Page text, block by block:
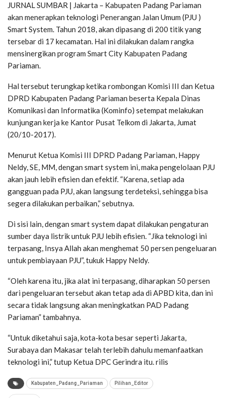
JURNAL SUMBAR | Jakarta – Kabupaten Padang Pariaman
akan menerapkan teknologi Penerangan Jalan Umum (PJU )
Smart System. Tahun 2018, akan dipasang di 200 titik yang
tersebar di 17 kecamatan. Hal ini dilakukan dalam rangka
mensinergikan program Smart City Kabupaten Padang
Pariaman.
Hal tersebut terungkap ketika rombongan Komisi III dan Ketua
DPRD Kabupaten Padang Pariaman beserta Kepala Dinas
Komunikasi dan Informatika (Kominfo) setempat melakukan
kunjungan kerja ke Kantor Pusat Telkom di Jakarta, Jumat
(20/10-2017).
Menurut Ketua Komisi III DPRD Padang Pariaman, Happy
Neldy, SE, MM, dengan smart system ini, maka pengelolaan PJU
akan jauh lebih efisien dan efektif. “Karena, setiap ada
gangguan pada PJU, akan langsung terdeteksi, sehingga bisa
segera dilakukan perbaikan,” sebutnya.
Di sisi lain, dengan smart system dapat dilakukan pengaturan
sumber daya listrik untuk PJU lebih efisien. “Jika teknologi ini
terpasang, Insya Allah akan menghemat 50 persen pengeluaran
untuk pembiayaan PJU”, tukuk Happy Neldy.
“Oleh karena itu, jika alat ini terpasang, diharapkan 50 persen
dari pengeluaran tersebut akan tetap ada di APBD kita, dan ini
secara tidak langsung akan meningkatkan PAD Padang
Pariaman” tambahnya.
“Untuk diketahui saja, kota-kota besar seperti Jakarta,
Surabaya dan Makasar telah terlebih dahulu memanfaatkan
teknologi ini,” tutup Ketua DPC Gerindra itu. rilis
Kabupaten_Padang_Pariaman Pilihan_Editor